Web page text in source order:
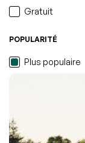
Gratuit
POPULARITÉ
Plus populaire
Consulter mes favoris
Consulter mes favoris